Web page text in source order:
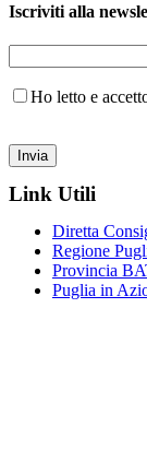
Iscriviti alla
Ho letto e
Link Utili
Diretta
Regione
Provincia
Puglia in